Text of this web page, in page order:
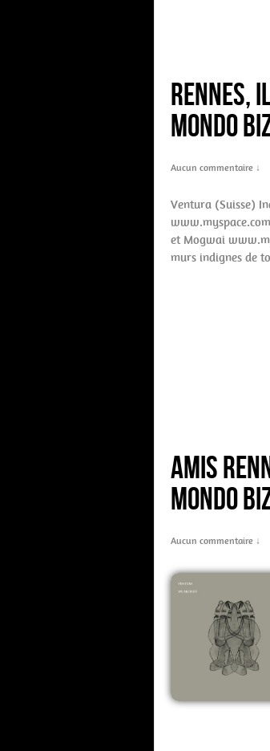
Rennes,
Mondo
Aucun commentaire ↓
Ventura (Suisse)
et Mogwai
murs indignes de
Amis
Mondo
Aucun commentaire ↓